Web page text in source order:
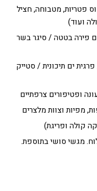
(חומוס פטריות, מטבוחה, חציל
ועוד)
פירה בטטה / סיגר בשר
ים תיכונית / סטייק
ופטיפורים צרפתיים
מפיות וצוות מלצרים
קולה ופריגת)
מגשי סושי בתוספת.